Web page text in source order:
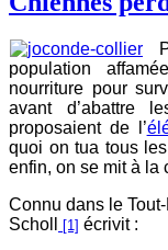
population
nourriture pour
avant d’abattre
proposaient de l’
quoi on tua tous
enfin, on se mit à la
Connu dans le
Scholl
[1] écrivit :